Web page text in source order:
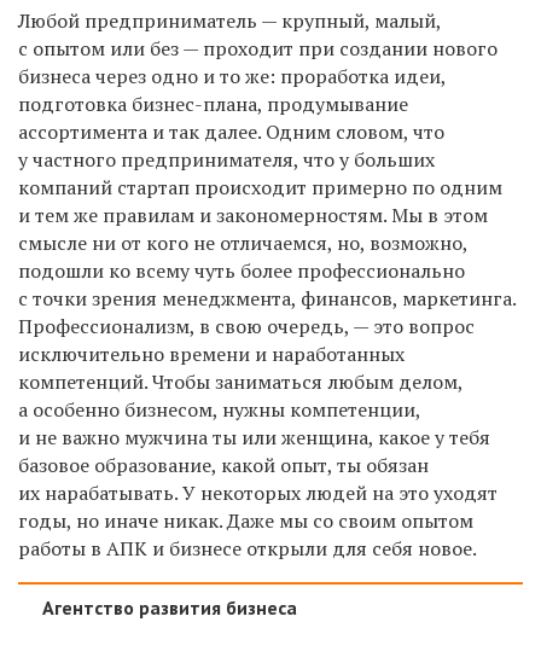
Любой предприниматель — крупный, малый,
с опытом или без — проходит при создании нового
бизнесачерез одно и то же: проработка идеи,
подготовка бизнес-плана, продумывание
ассортимента и так далее. Одним словом, что
у частного предпринимателя, что у больших
компаний стартап происходит примерно по одним
и тем же правилам и закономерностям.Мы в этом
смысле ни от кого не отличаемся, но, возможно,
подошли ко всему чуть более профессионально
с точки зрения менеджмента, финансов, маркетинга.
Профессионализм, в свою очередь, — это вопрос
исключительно времени и наработанных
компетенций. Чтобы заниматься любым делом,
а особенно бизнесом, нужны компетенции,
и не важно мужчина ты или женщина, какое у тебя
базовое образование, какой опыт, ты обязан
их нарабатывать. У некоторых людей на это уходят
годы, но иначе никак. Даже мы со своим опытом
работы в АПК и бизнесе открыли для себя новое.
Агентство развития бизнеса